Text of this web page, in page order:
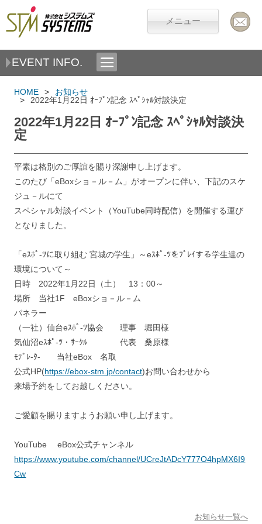
メニュー
EVENT INFO.
HOME
お知らせ
2022年1月22日 ｵｰﾌﾟﾝ記念 ｽﾍﾟｼｬﾙ対談決定
2022年1月22日 ｵｰﾌﾟﾝ記念 ｽﾍﾟｼｬﾙ対談決
定
平素は格別のご厚誼を賜り深謝申し上げます。
このたび「eBoxショ－ル－ム」がオープンに伴い、下記のスケ
ジュ－ルにて
スペシャル対談イベント（YouTube同時配信）を開催する運び
となりました。
「eｽﾎﾟ-ﾂに取り組む 宮城の学生」～eｽﾎﾟ-ﾂをﾌﾟﾚｲする学生達の
環境について～
日時 2022年1月22日（土） 13：00～
場所 当社1F eBoxショ－ル－ム
パネラー
（一社）仙台eｽﾎﾟ-ﾂ協会 理事 堀田様
気仙沼eｽﾎﾟ-ﾂ・ｻｰｸﾙ 代表 桑原様
ﾓﾃﾞﾚ-ﾀ- 当社eBox 名取
公式HP(https://ebox-stm.jp/contact)お問い合わせから
来場予約をしてお越しください。
ご愛顧を賜りますようお願い申し上げます。
YouTube eBox公式チャンネル
https://www.youtube.com/channel/UCreJtADcY777O4hpMX6I9
Cw
お知らせ一覧へ